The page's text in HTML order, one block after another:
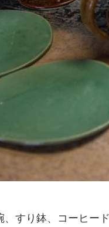
、すり鉢、コーヒー